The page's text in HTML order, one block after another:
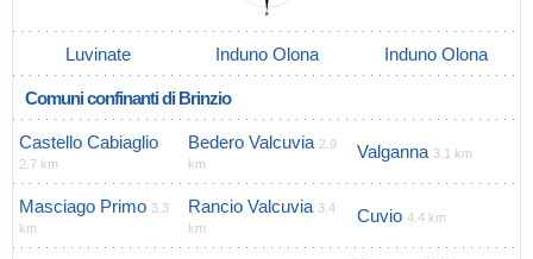
Luvinate Induno Olona Induno Olona
Comuni confinanti di Brinzio
Castello Cabiaglio
2.7 km
Bedero Valcuvia 2.9
km
Valganna 3.1 km
Masciago Primo 3.3
km
Rancio Valcuvia 3.4
km
Cuvio 4.4 km